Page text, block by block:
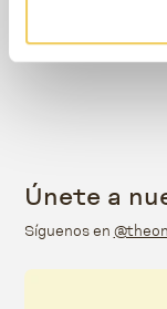
Únete a
Síguenos en